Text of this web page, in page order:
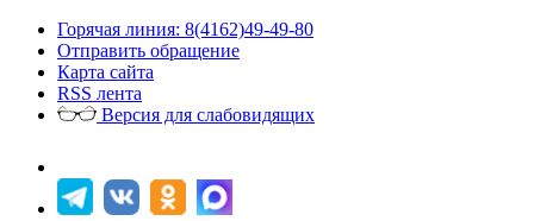
Горячая линия: 8(4162)49-49-80
Отправить обращение
Карта сайта
RSS лента
Версия для слабовидящих